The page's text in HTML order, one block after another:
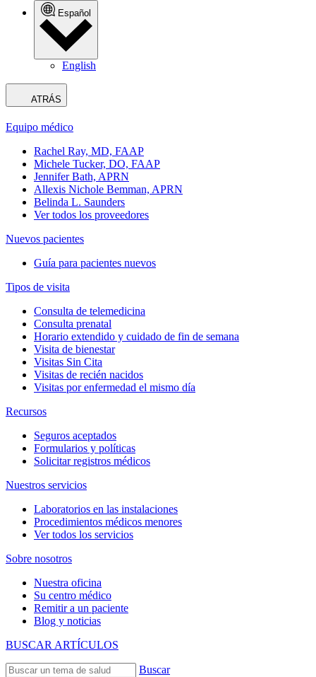
Español
English
ATRÁS
Equipo médico
Rachel Ray, MD, FAAP
Michele Tucker, DO, FAAP
Jennifer Bath, APRN
Allexis Nichole Bemman, APRN
Belinda L. Saunders
Ver todos los proveedores
Nuevos pacientes
Guía para pacientes nuevos
Tipos de visita
Consulta de telemedicina
Consulta prenatal
Horario extendido y cuidado de fin de semana
Visita de bienestar
Visitas Sin Cita
Visitas de recién nacidos
Visitas por enfermedad el mismo día
Recursos
Seguros aceptados
Formularios y políticas
Solicitar registros médicos
Nuestros servicios
Laboratorios en las instalaciones
Procedimientos médicos menores
Ver todos los servicios
Sobre nosotros
Nuestra oficina
Su centro médico
Remitir a un paciente
Blog y noticias
BUSCAR ARTÍCULOS
Buscar